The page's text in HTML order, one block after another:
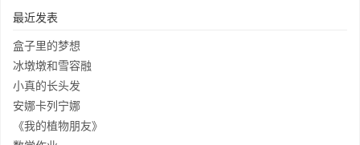
最近发表
盒子里的梦想
冰墩墩和雪容融
小真的长头发
安娜卡列宁娜
《我的植物朋友》